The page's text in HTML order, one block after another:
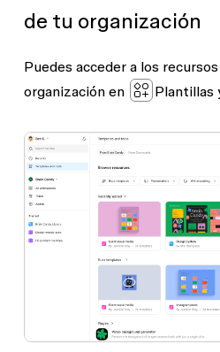
de tu organización
Puedes acceder a los
organización en
Plantillas